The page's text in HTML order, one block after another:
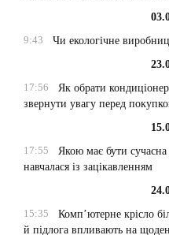
9:43
Чи екологічне
17:56
Як обрати
звернути увагу перед
17:55
Якою має бути
навчалася із зацікавленням
15:35
Комп’ютерне крісло
й підлога впливають на